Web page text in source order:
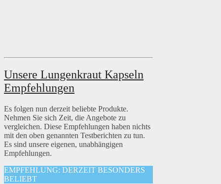
Unsere Lungenkraut Kapseln
Empfehlungen
Es folgen nun derzeit beliebte Produkte.
Nehmen Sie sich Zeit, die Angebote zu
vergleichen. Diese Empfehlungen haben nichts
mit den oben genannten Testberichten zu tun.
Es sind unsere eigenen, unabhängigen
Empfehlungen.
EMPFEHLUNG: DERZEIT BESONDERS
BELIEBT